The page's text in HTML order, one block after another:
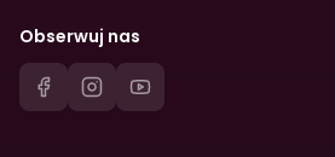
Obserwuj nas